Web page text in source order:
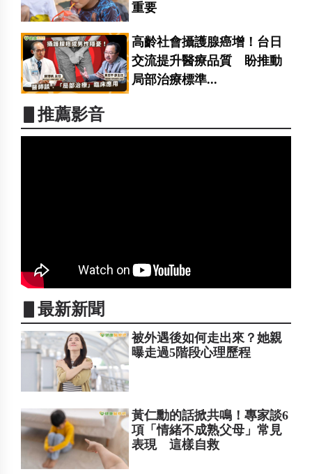
重要
高齡社會攝護腺癌增！台日
交流提升醫療品質 盼推動
局部治療標準...
▋推薦影音
▋最新新聞
被外遇後如何走出來？她親
曝走過5階段心理歷程
黃仁勳的話掀共鳴！專家談6
項「情緒不成熟父母」常見
表現 這樣自救